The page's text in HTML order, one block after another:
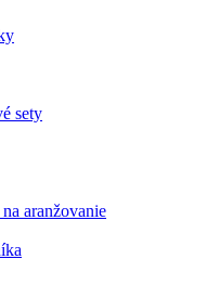
sety
aranžovanie